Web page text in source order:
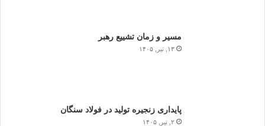
مسیر و زمان تشییع رهبر
۱۳, تیر, ۱۴۰۵
پایداری زنجیره تولید در فولاد سنگان
۲, تیر, ۱۴۰۵